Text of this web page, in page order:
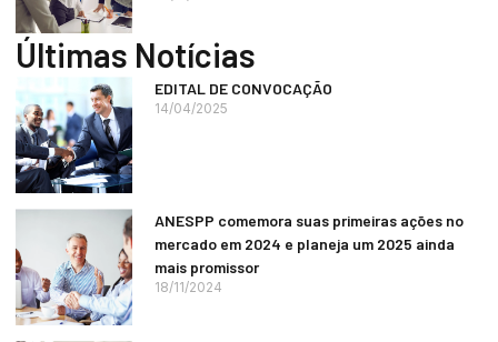
Últimas Notícias
EDITAL DE CONVOCAÇÃO
14/04/2025
ANESPP comemora suas primeiras ações no
mercado em 2024 e planeja um 2025 ainda
mais promissor
18/11/2024